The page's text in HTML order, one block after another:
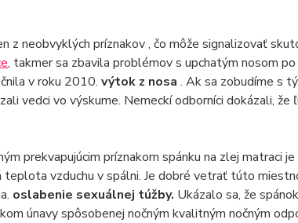
z neobvyklých príznakov , čo môže signalizovať
, takmer sa zbavila problémov s upchatým nosom
v roku 2010. výtok z nosa . Ak sa zobudíme s
vedci vo výskume. Nemeckí odborníci dokázali, že
prekvapujúcim príznakom spánku na zlej matraci je
teplota vzduchu v spálni. Je dobré vetrať túto
oslabenie sexuálnej túžby. Ukázalo sa, že
únavy spôsobenej nočným kvalitným nočným